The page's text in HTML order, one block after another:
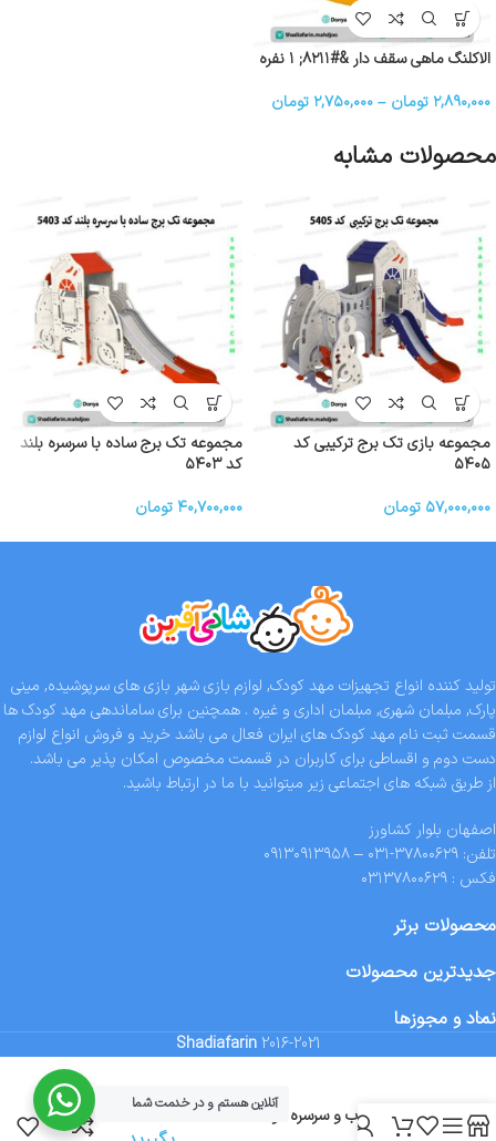
الاکلنگ ماهی سقف دار &#۸۲۱۱; ۱ نفره
۲,۸۹۰,۰۰۰ تومان –۲,۷۵۰,۰۰۰ تومان
محصولات مشابه
مجموعه بازی تک برج ترکیبی کد
۵۴۰۵
۵۷,۰۰۰,۰۰۰ تومان
مجموعه تک برج ساده با سرسره بلند
کد ۵۴۰۳
۴۰,۷۰۰,۰۰۰ تومان
تولید کننده انواع تجهیزات مهد کودک, لوازم بازی شهر بازی های سرپوشیده, مینی
پارک, مبلمان شهری, مبلمان اداری و غیره . همچنین برای ساماندهی مهد کودک ها
قسمت ثبت نام مهد کودک های ایران فعال می باشد خرید و فروش انواع لوازم
دست دوم و اقساطی برای کاربران در قسمت مخصوص امکان پذیر می باشد.
از طریق شبکه های اجتماعی زیر میتوانید با ما در ارتباط باشید.
اصفهان بلوار کشاورز
تلفن: ۳۷۸۰۰۶۲۹-۰۳۱ – ۰۹۱۳۰۹۱۳۹۵۸
فکس : ۰۳۱۳۷۸۰۰۶۲۹
محصولات برتر
جدیدترین محصولات
نماد و مجوزها
Shadiafarin 2016-2021
مجموعه تاب و سرسره کودک
تماس
آنلاین هستم و در خدمت شما